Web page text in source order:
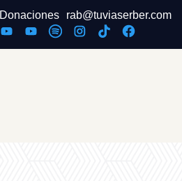
Donaciones rab@tuviaserber.com